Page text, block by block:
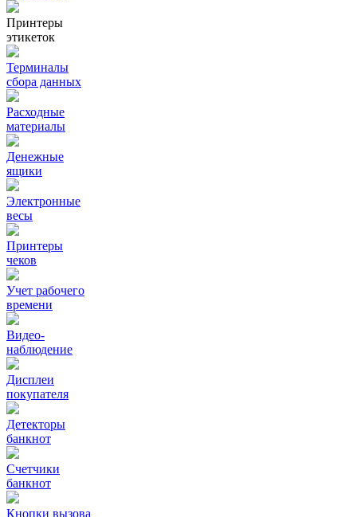
Принтеры
этикеток
Терминалы
сбора данных
Расходные
материалы
Денежные
ящики
Электронные
весы
Принтеры
чеков
Учет рабочего
времени
Видео‑
наблюдение
Дисплеи
покупателя
Детекторы
банкнот
Счетчики
банкнот
Кнопки вызова